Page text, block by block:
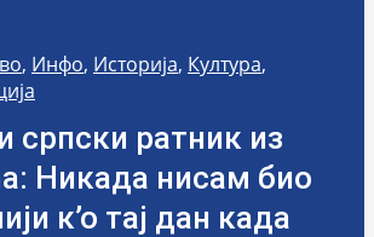
, Инфо, Историја, Култура,
српски ратник из
Никада нисам био
к’о тај дан када